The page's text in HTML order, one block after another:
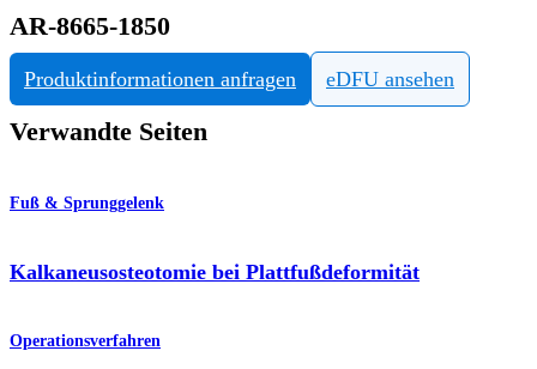
AR-8665-1850
Produktinformationen anfragen eDFU ansehen
Verwandte Seiten
Fuß & Sprunggelenk
Kalkaneusosteotomie bei Plattfußdeformität
Operationsverfahren